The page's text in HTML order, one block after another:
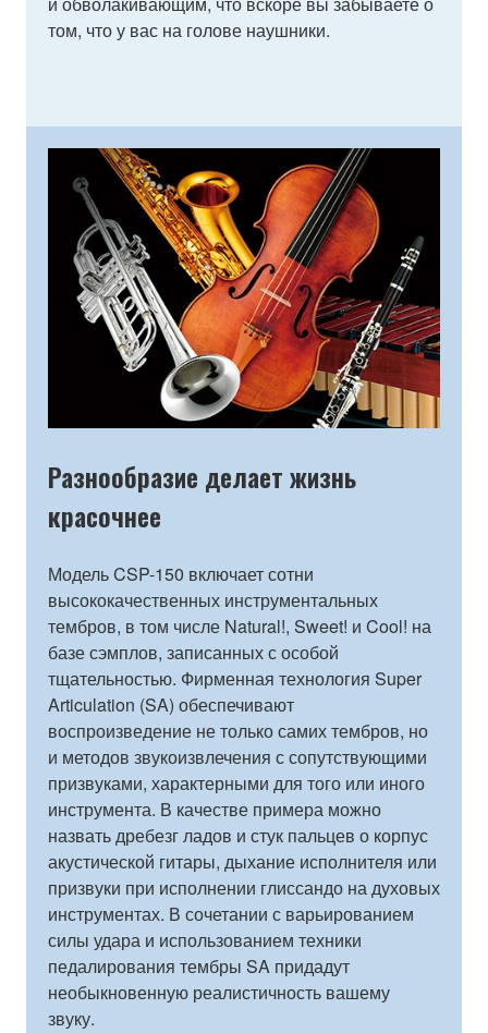
том, что у вас на голове наушники.
Разнообразие делает жизнь
красочнее
Модель CSP-150 включает сотни
высококачественных инструментальных
тембров, в том числе Natural!, Sweet! и Cool! на
базе сэмплов, записанных с особой
тщательностью. Фирменная технология Super
Articulation (SA) обеспечивают
воспроизведение не только самих тембров, но
и методов звукоизвлечения с сопутствующими
призвуками, характерными для того или иного
инструмента. В качестве примера можно
назвать дребезг ладов и стук пальцев о корпус
акустической гитары, дыхание исполнителя или
призвуки при исполнении глиссандо на духовых
инструментах. В сочетании с варьированием
силы удара и использованием техники
педалирования тембры SA придадут
необыкновенную реалистичность вашему
звуку.